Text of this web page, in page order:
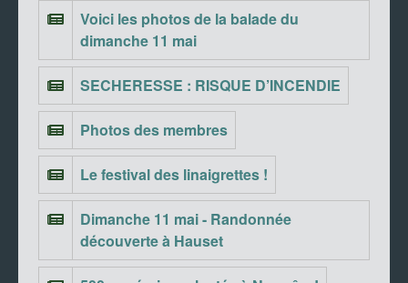
Voici les photos de la balade du
dimanche 11 mai
SECHERESSE : RISQUE D’INCENDIE
Photos des membres
Le festival des linaigrettes !
Dimanche 11 mai - Randonnée
découverte à Hauset